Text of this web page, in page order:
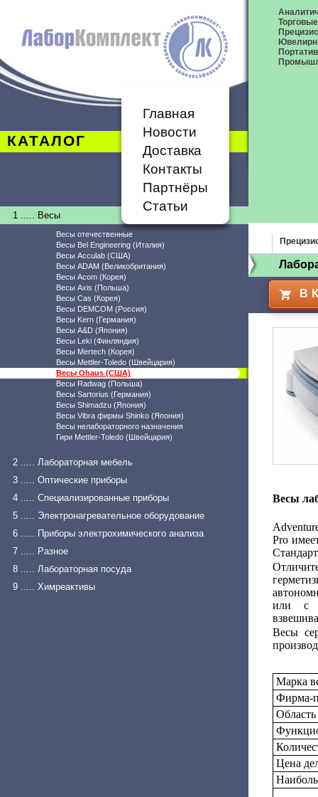
КАТАЛОГ
Главная
Новости
Доставка
Контакты
Партнёры
Статьи
1 ..... Весы
Весы отечественные
Весы Bel Engineering (Италия)
Весы Acculab (США)
Весы ADAM (Великобритания)
Весы Acom (Корея)
Весы Axis (Польша)
Весы Cas (Корея)
Весы DEMCOM (Россия)
Весы Kern (Германия)
Весы A&D (Япония)
Весы Leki (Финляндия)
Весы Mertech (Корея)
Весы Mettler-Toledo (Швейцария)
Весы Ohaus (США)
Весы Radwag (Польша)
Весы Sartorius (Германия)
Весы Shimadzu (Япония)
Весы Vibra фирмы Shinko (Япония)
Весы нелабораторного назначения
Гири Mettler-Toledo (Швейцария)
2 ..... Лабораторная мебель
3 ..... Оптические приборы
4 ..... Специализированные приборы
5 ..... Электронагревательное оборудование
6 ..... Приборы электрохимического анализа
7 ..... Разное
8 ..... Лабораторная посуда
9 ..... Химреактивы
В
Весы
Pro
или с
Весы
Марка
Фирма-
Цена